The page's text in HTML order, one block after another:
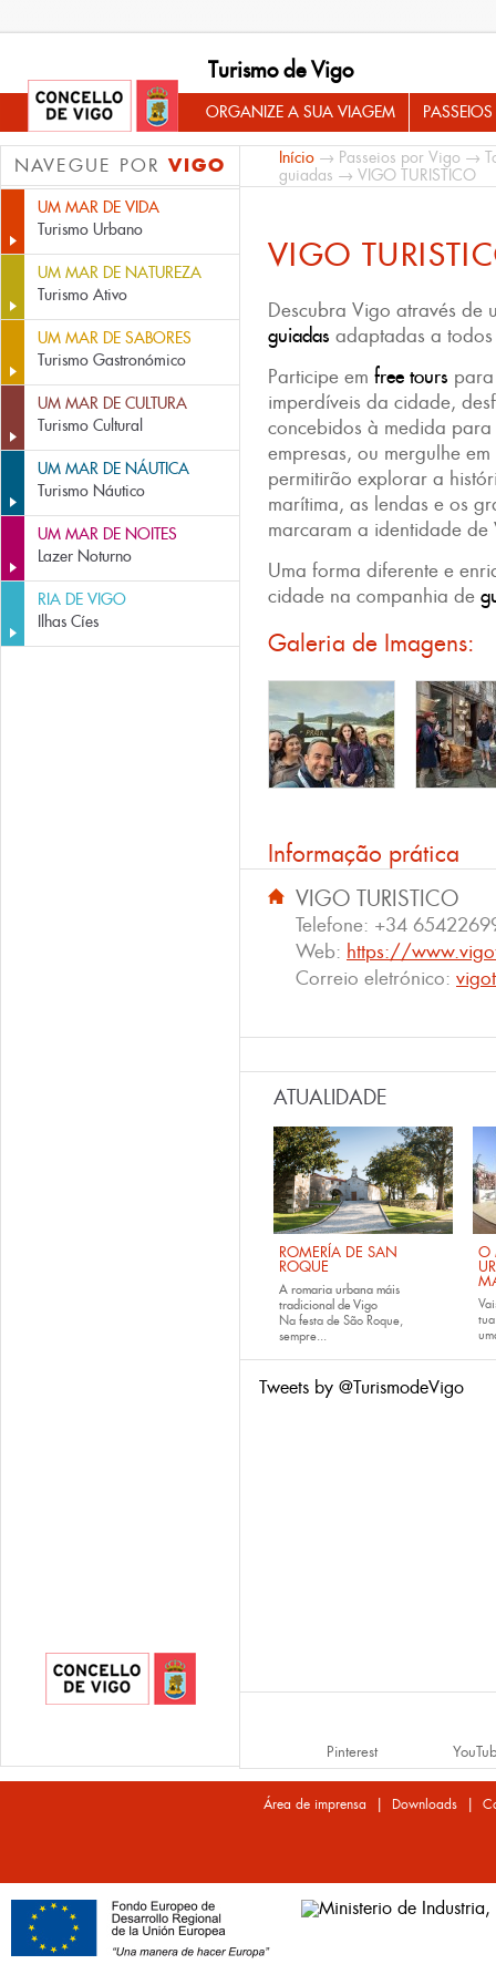
Turismo de Vigo
ORGANIZE A SUA VIAGEM
NAVEGUE POR VIGO
UM MAR DE VIDA
Turismo Urbano
UM MAR DE NATUREZA
Turismo Ativo
UM MAR DE SABORES
Turismo Gastronómico
UM MAR DE CULTURA
Turismo Cultural
UM MAR DE NÁUTICA
Turismo Náutico
UM MAR DE NOITES
Lazer Noturno
RIA DE VIGO
Ilhas Cíes
Início → Passeios por Vigo →
guiadas → VIGO TURISTICO
VIGO
Descubra Vigo através
guiadas adaptadas a todos
Participe em free tours
imperdíveis da cidade,
concebidos à medida
empresas, ou mergulhe em
permitirão explorar a
marítima, as lendas e os
marcaram a identidade
Uma forma diferente e
cidade na companhia de
Galeria de Imagens:
Informação prática
VIGO TURISTICO
Telefone: +34
Web: https://
Correio eletrónico:
ATUALIDADE
ROMERÍA DE SAN
ROQUE
A romaria urbana máis
tradicional de Vigo
Na festa de São Roque,
sempre...
O
Tweets by @TurismodeVigo
Pinterest
Área de imprensa | Downloads |